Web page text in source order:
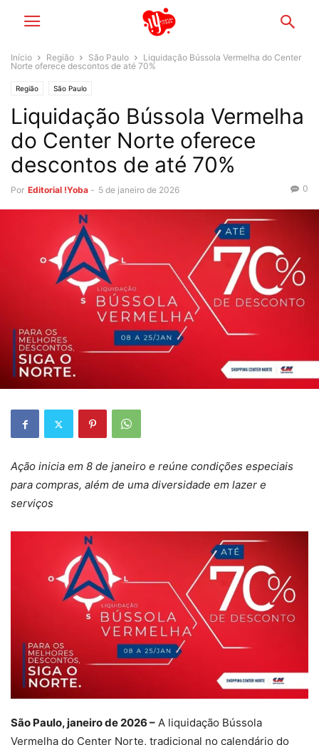
Início Região São Paulo
Liquidação Bússola Vermelha do Center
Norte oferece descontos de até 70%
Região São Paulo
Liquidação Bússola Vermelha
do Center Norte oferece
descontos de até 70%
Por Editorial !Yoba - 5 de janeiro de 2026 0
Ação inicia em 8 de janeiro e reúne condições especiais
para compras, além de uma diversidade em lazer e
serviços
São Paulo, janeiro de 2026 – A liquidação Bússola
Vermelha do Center Norte, tradicional no calendário do